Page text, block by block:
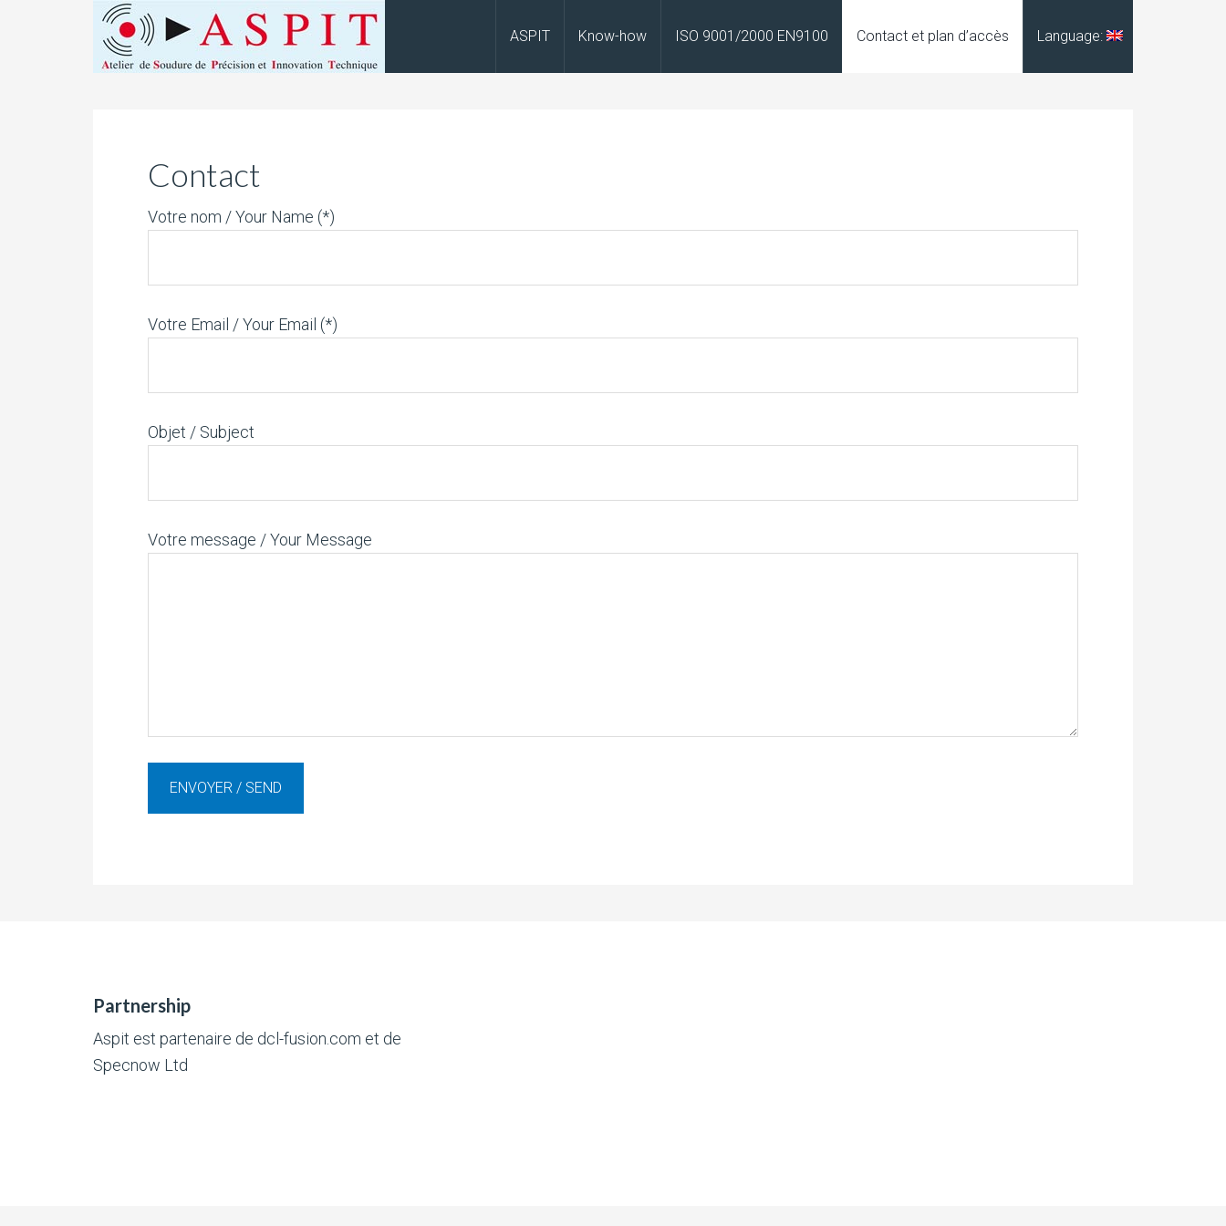
ASPIT Know-how ISO 9001/2000 EN9100 Contact et plan d’accès Language:
Contact
Votre nom / Your Name (*)
Votre Email / Your Email (*)
Objet / Subject
Votre message / Your Message
Partnership
Aspit est partenaire de dcl-fusion.com et de
Specnow Ltd